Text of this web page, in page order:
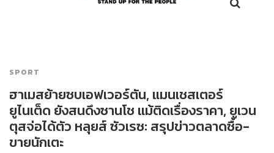
SPORT
ฮาเมสย้ายซบเอฟเวอร์ตัน, แมนเชสเตอร์
ยูไนเต็ด ยังสนดึงซานโช แม้ติดเรื่องราคา, ยูเวน
ตุสจ่อได้ตัว หลุยส์ ซัวเรซ: สรุปข่าวตลาดซื้อ-
ขายนักเตะ